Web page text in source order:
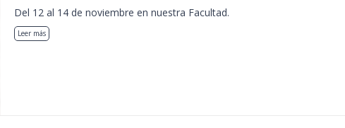
Del 12 al 14 de noviembre en nuestra Facultad.
Leer más